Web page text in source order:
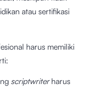
atau sertifikasi
harus memiliki
scriptwriter harus